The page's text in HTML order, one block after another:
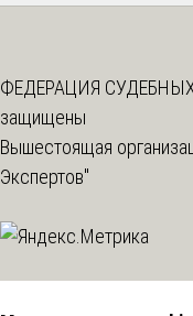
ФЕДЕРАЦИЯ
защищены
Вышестоящая
Экспертов"